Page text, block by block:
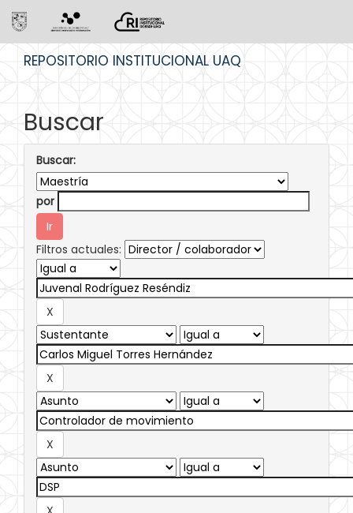
REPOSITORIO INSTITUCIONAL UAQ
Buscar
Buscar:
por
Filtros actuales: